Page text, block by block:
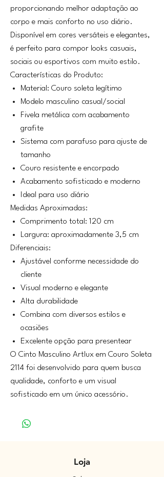
proporcionando melhor adaptação ao
corpo e mais conforto no uso diário.
Disponível em cores versáteis e elegantes,
é perfeito para compor looks casuais,
sociais ou esportivos com muito estilo.
Características do Produto:
Material: Couro soleta legítimo
Modelo masculino casual/social
Fivela metálica com acabamento
grafite
Sistema com parafuso para ajuste de
tamanho
Couro resistente e encorpado
Acabamento sofisticado e moderno
Ideal para uso diário
Medidas Aproximadas:
Comprimento total: 120 cm
Largura: aproximadamente 3,5 cm
Diferenciais:
Ajustável conforme necessidade do
cliente
Visual moderno e elegante
Alta durabilidade
Combina com diversos estilos e
ocasiões
Excelente opção para presentear
O Cinto Masculino Artlux em Couro Soleta
2114 foi desenvolvido para quem busca
qualidade, conforto e um visual
sofisticado em um único acessório.
Loja